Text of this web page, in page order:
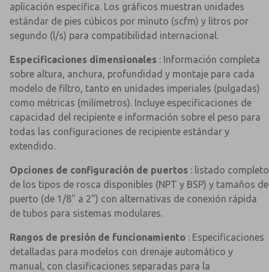
aplicación específica. Los gráficos muestran unidades
estándar de pies cúbicos por minuto (scfm) y litros por
segundo (l/s) para compatibilidad internacional.
Especificaciones dimensionales : Información completa
sobre altura, anchura, profundidad y montaje para cada
modelo de filtro, tanto en unidades imperiales (pulgadas)
como métricas (milímetros). Incluye especificaciones de
capacidad del recipiente e información sobre el peso para
todas las configuraciones de recipiente estándar y
extendido.
Opciones de configuración de puertos : listado completo
de los tipos de rosca disponibles (NPT y BSP) y tamaños de
puerto (de 1/8" a 2") con alternativas de conexión rápida
de tubos para sistemas modulares.
Rangos de presión de funcionamiento : Especificaciones
detalladas para modelos con drenaje automático y
manual, con clasificaciones separadas para la